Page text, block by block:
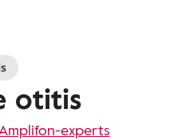
otitis
experts